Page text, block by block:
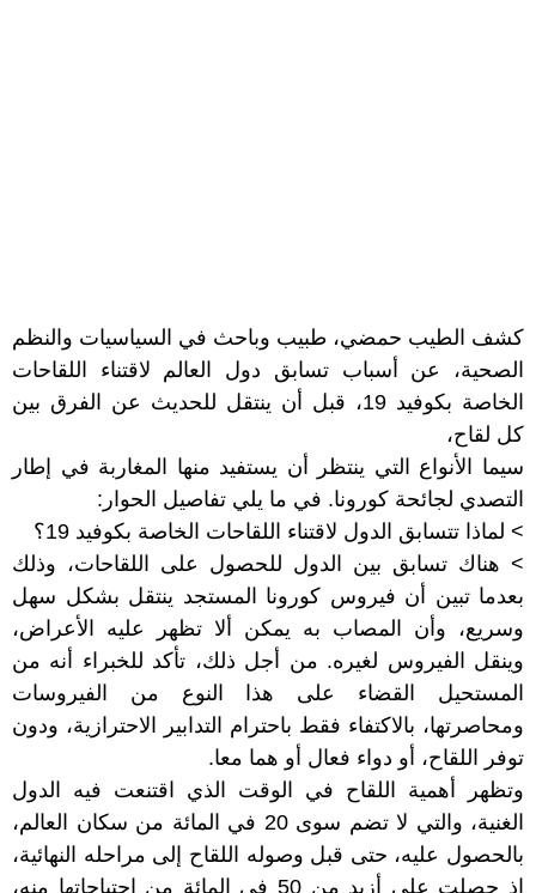
كشف الطيب حمضي، طبيب وباحث في السياسيات والنظم
الصحية، عن أسباب تسابق دول العالم لاقتناء اللقاحات
الخاصة بكوفيد 19، قبل أن ينتقل للحديث عن الفرق بين
كل لقاح،
سيما الأنواع التي ينتظر أن يستفيد منها المغاربة في إطار
التصدي لجائحة كورونا. في ما يلي تفاصيل الحوار:
> لماذا تتسابق الدول لاقتناء اللقاحات الخاصة بكوفيد 19؟
> هناك تسابق بين الدول للحصول على اللقاحات، وذلك
بعدما تبين أن فيروس كورونا المستجد ينتقل بشكل سهل
وسريع، وأن المصاب به يمكن ألا تظهر عليه الأعراض،
وينقل الفيروس لغيره. من أجل ذلك، تأكد للخبراء أنه من
المستحيل القضاء على هذا النوع من الفيروسات
ومحاصرتها، بالاكتفاء فقط باحترام التدابير الاحترازية، ودون
توفر اللقاح، أو دواء فعال أو هما معا.
وتظهر أهمية اللقاح في الوقت الذي اقتنعت فيه الدول
الغنية، والتي لا تضم سوى 20 في المائة من سكان العالم،
بالحصول عليه، حتى قبل وصوله اللقاح إلى مراحله النهائية،
إذ حصلت على أزيد من 50 في المائة من احتياجاتها منه،